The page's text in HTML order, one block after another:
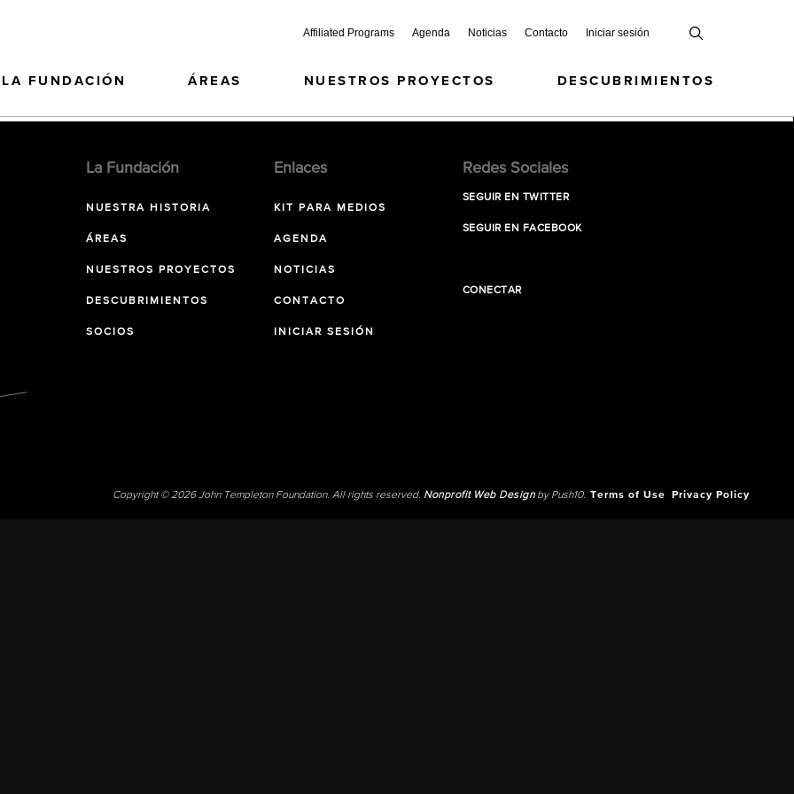
Affiliated Programs Agenda Noticias Contacto Iniciar sesión
LA FUNDACIÓN ÁREAS NUESTROS PROYECTOS DESCUBRIMIENTOS
La Fundación
NUESTRA HISTORIA
ÁREAS
NUESTROS PROYECTOS
DESCUBRIMIENTOS
SOCIOS
Enlaces
KIT PARA MEDIOS
AGENDA
NOTICIAS
CONTACTO
INICIAR SESIÓN
Redes Sociales
SEGUIR EN TWITTER
SEGUIR EN FACEBOOK
CONECTAR
Copyright © 2026 John Templeton Foundation. All rights reserved. Nonprofit Web Designby Push10. Terms of Use Privacy Policy